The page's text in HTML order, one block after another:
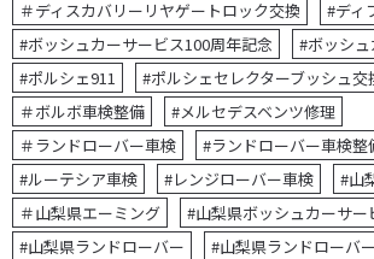
＃ディスカバリーリヤゲートロック交換
#ディ
#ボッシュカーサービス100周年記念
#ボッシ
#ポルシェ911
#ポルシェセレクターブッシュ交
＃ボルボ車検整備
#メルセデスベンツ修理
＃ランドローバー車検
#ランドローバー車検整
#ルーテシア車検
#レンジローバー車検
#山
＃山梨県エーミング
#山梨県ボッシュカーサー
#山梨県ランドローバー
#山梨県ランドローバ